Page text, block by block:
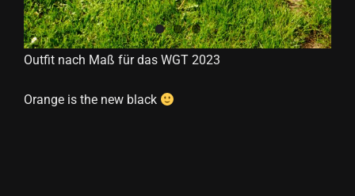
Outfit nach Maß für das WGT 2023
Orange is the new black